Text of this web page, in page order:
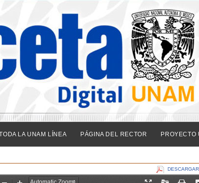
LA UNAM LÍNEA PÁGINA DEL RECTOR PROYECTO